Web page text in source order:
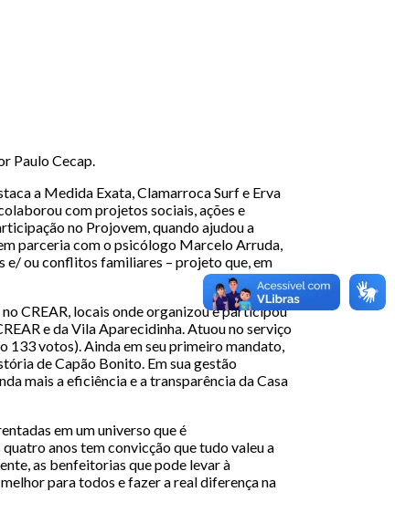
Paulo Cecap.
a Medida Exata, Clamarroca Surf e Erva
com projetos sociais, ações e
no Projovem, quando ajudou a
parceria com o psicólogo Marcelo Arruda,
ou conflitos familiares – projeto que, em
CREAR, locais onde organizou e participou
e da Vila Aparecidinha. Atuou no serviço
133 votos). Ainda em seu primeiro mandato,
de Capão Bonito. Em sua gestão
mais a eficiência e a transparência da Casa
em um universo que é
anos tem convicção que tudo valeu a
as benfeitorias que pode levar à
para todos e fazer a real diferença na